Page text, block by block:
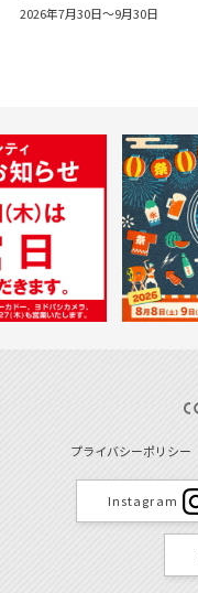
2026年7月30日～9月30日
プライバシーポリシー
Instagram